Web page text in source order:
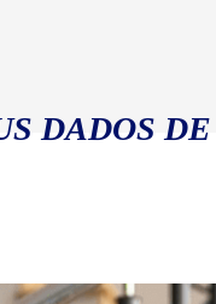
DADOS